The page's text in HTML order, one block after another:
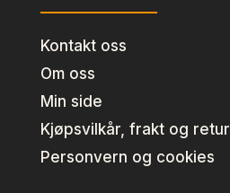
Kontakt oss
Om oss
Min side
Kjøpsvilkår, frakt og retur
Personvern og cookies